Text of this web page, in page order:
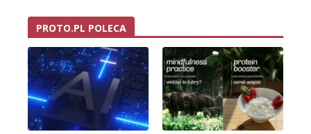
PROTO.PL POLECA